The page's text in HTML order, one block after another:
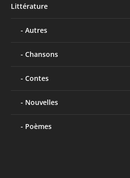
Littérature
Autres
Chansons
Contes
Nouvelles
Poèmes